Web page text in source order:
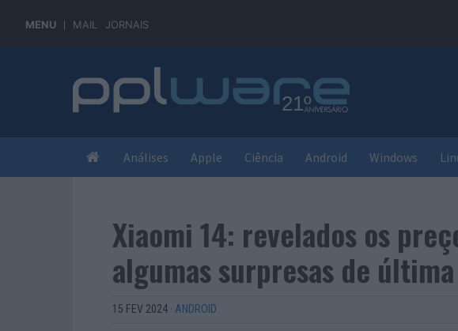
MENU MAIL JORNAIS
Análises Apple Ciência Android Windows
Xiaomi 14: revelados os
algumas surpresas de
15 FEV 2024 · ANDROID